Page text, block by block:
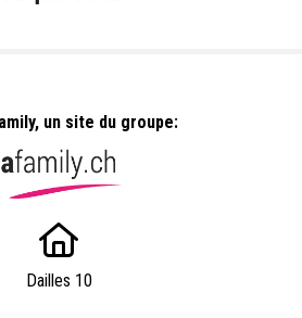
un site du groupe:
Dailles 10